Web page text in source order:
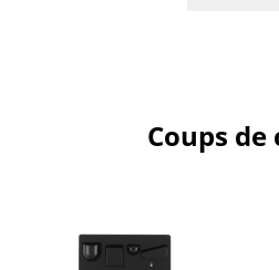
... voir tous les accessoires
Coups de